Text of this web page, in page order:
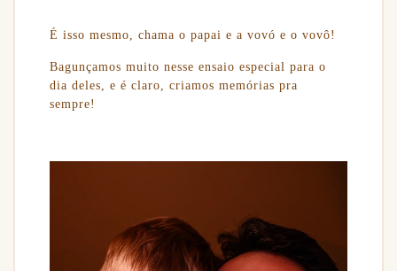
É isso mesmo, chama o papai e a vovó e o vovô!
Bagunçamos muito nesse ensaio especial para o
dia deles, e é claro, criamos memórias pra
sempre!